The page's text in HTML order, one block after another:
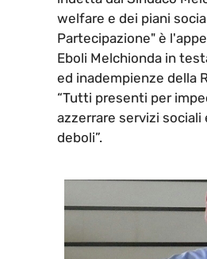
welfare e dei piani
Partecipazione" è
Eboli Melchionda in
ed inadempienze della
“Tutti presenti per
azzerrare servizi
deboli”.